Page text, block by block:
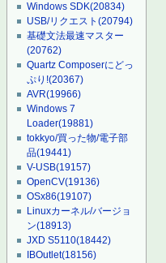
Windows SDK(20834)
USB/リクエスト(20794)
基礎文法最速マスター
(20762)
Quartz Composerにどっ
ぷり!(20367)
AVR(19966)
Windows 7
Loader(19881)
tokkyo/買った物/電子部
品(19441)
V-USB(19157)
OpenCV(19136)
OSx86(19107)
Linuxカーネル/バージョ
ン(18913)
JXD S5110(18442)
IBOutlet(18156)